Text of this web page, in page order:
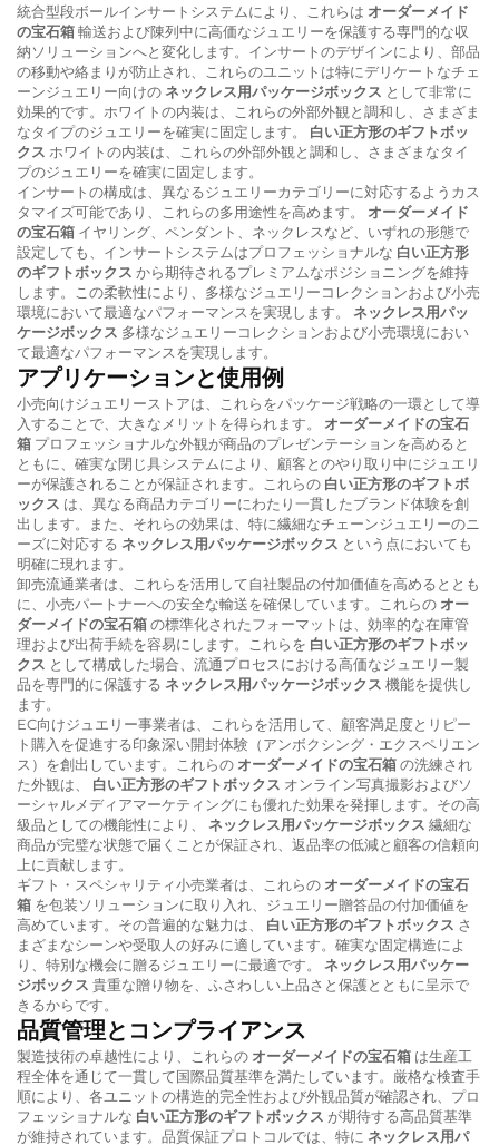
統合型段ボールインサートシステムにより、これらは オーダーメイド
の宝石箱輸送および陳列中に高価なジュエリーを保護する専門的な収
納ソリューションへと変化します。インサートのデザインにより、部品
の移動や絡まりが防止され、これらのユニットは特にデリケートなチェ
ーンジュエリー向けのネックレス用パッケージボックス として非常に
効果的です。ホワイトの内装は、これらの外部外観と調和し、さまざま
なタイプのジュエリーを確実に固定します。 白い正方形のギフトボッ
クス ホワイトの内装は、これらの外部外観と調和し、さまざまなタイ
プのジュエリーを確実に固定します。
インサートの構成は、異なるジュエリーカテゴリーに対応するようカス
タマイズ可能であり、これらの多用途性を高めます。 オーダーメイド
の宝石箱 イヤリング、ペンダント、ネックレスなど、いずれの形態で
設定しても、インサートシステムはプロフェッショナルな 白い正方形
のギフトボックス から期待されるプレミアムなポジショニングを維持
します。この柔軟性により、多様なジュエリーコレクションおよび小売
環境において最適なパフォーマンスを実現します。 ネックレス用パッ
ケージボックス 多様なジュエリーコレクションおよび小売環境におい
て最適なパフォーマンスを実現します。
アプリケーションと使用例
小売向けジュエリーストアは、これらをパッケージ戦略の一環として導
入することで、大きなメリットを得られます。 オーダーメイドの宝石
箱 プロフェッショナルな外観が商品のプレゼンテーションを高めると
ともに、確実な閉じ具システムにより、顧客とのやり取り中にジュエリ
ーが保護されることが保証されます。これらの 白い正方形のギフトボ
ックス は、異なる商品カテゴリーにわたり一貫したブランド体験を創
出します。また、それらの効果は、特に繊細なチェーンジュエリーのニ
ーズに対応する ネックレス用パッケージボックス という点においても
明確に現れます。
卸売流通業者は、これらを活用して自社製品の付加価値を高めるととも
に、小売パートナーへの安全な輸送を確保しています。これらの オー
ダーメイドの宝石箱の標準化されたフォーマットは、効率的な在庫管
理および出荷手続を容易にします。これらを 白い正方形のギフトボッ
クス として構成した場合、流通プロセスにおける高価なジュエリー製
品を専門的に保護する ネックレス用パッケージボックス 機能を提供し
ます。
EC向けジュエリー事業者は、これらを活用して、顧客満足度とリピー
ト購入を促進する印象深い開封体験（アンボクシング・エクスペリエン
ス）を創出しています。これらの オーダーメイドの宝石箱の洗練され
た外観は、 白い正方形のギフトボックス オンライン写真撮影およびソ
ーシャルメディアマーケティングにも優れた効果を発揮します。その高
級品としての機能性により、 ネックレス用パッケージボックス 繊細な
商品が完璧な状態で届くことが保証され、返品率の低減と顧客の信頼向
上に貢献します。
ギフト・スペシャリティ小売業者は、これらの オーダーメイドの宝石
箱 を包装ソリューションに取り入れ、ジュエリー贈答品の付加価値を
高めています。その普遍的な魅力は、 白い正方形のギフトボックス さ
まざまなシーンや受取人の好みに適しています。確実な固定構造によ
り、特別な機会に贈るジュエリーに最適です。 ネックレス用パッケー
ジボックス 貴重な贈り物を、ふさわしい上品さと保護とともに呈示で
きるからです。
品質管理とコンプライアンス
製造技術の卓越性により、これらの オーダーメイドの宝石箱 は生産工
程全体を通じて一貫して国際品質基準を満たしています。厳格な検査手
順により、各ユニットの構造的完全性および外観品質が確認され、プロ
フェッショナルな 白い正方形のギフトボックス が期待する高品質基準
が維持されています。品質保証プロトコルでは、特に ネックレス用パ